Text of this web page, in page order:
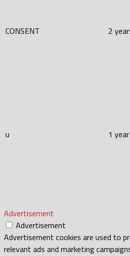
CONSENT 2
u 1 year
Advertisement
Advertisement
Advertisement cookies are used to
relevant ads and marketing